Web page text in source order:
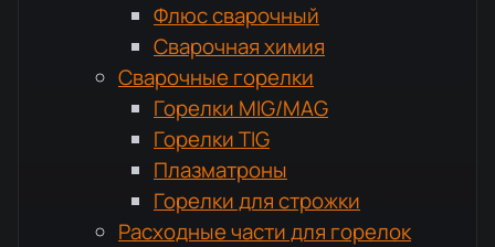
Флюс сварочный
Сварочная химия
Сварочные горелки
Горелки MIG/MAG
Горелки TIG
Плазматроны
Горелки для строжки
Расходные части для горелок